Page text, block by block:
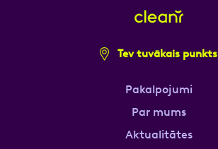
Tev tuvākais punkts
Pakalpojumi
Par mums
Aktualitātes